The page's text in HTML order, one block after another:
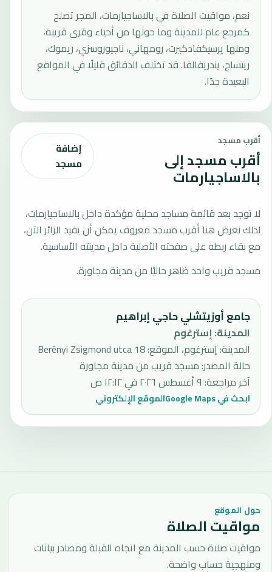
نعم، مواقيت الصلاة في بالاساجيارمات، المجر تصلح
كمرجع عام للمدينة وما حولها من أحياء وقرى قريبة،
ومنها يرسيكفادكيرت، رومهاني، ناجيوروسزي، ريموك،
ريتساج، يندريفالفا. قد تختلف الدقائق قليلًا في المواقع
البعيدة جدًا.
أقرب مسجد
أقرب مسجد إلى
بالاساجيارمات
إضافة
مسجد
لا توجد بعد قائمة مساجد محلية مؤكدة داخل بالاساجيارمات،
لذلك نعرض هنا أقرب مسجد معروف يمكن أن يفيد الزائر الآن،
مع بقاء ربطه على صفحته الأصلية داخل مدينته الأساسية.
مسجد قريب واحد ظاهر حاليًا من مدينة مجاورة.
جامع أوزيتشلي حاجي إبراهيم
المدينة:إسترغوم
المدينة: إسترغوم، الموقع: 18 Berényi Zsigmond utca
حالة المصدر:مسجد قريب من مدينة مجاورة
آخر مراجعة: ٩ أغسطس ٢٠٢٦ في ١٢:١٢ ص
ابحث في Google Maps الموقع الإلكتروني
حول الموقع
مواقيت الصلاة
مواقيت صلاة حسب المدينة مع اتجاه القبلة ومصادر بيانات
ومنهجية حساب واضحة.